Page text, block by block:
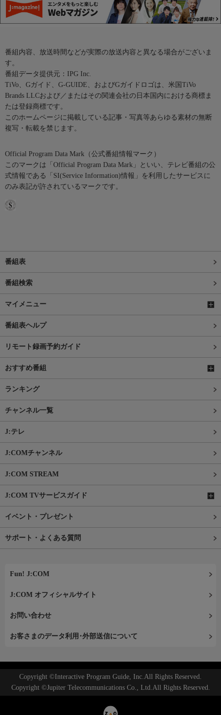
番組内容、放送時間などが実際の放送内容と異なる場合がございま
す。
番組データ提供元：IPG Inc.
TiVo、Gガイド、G-GUIDE、およびGガイドロゴは、米国TiVo
Brands LLCおよび／またはその関連会社の日本国内における商標ま
たは登録商標です。
このホームページに掲載している記事・写真等あらゆる素材の無断
複写・転載を禁じます。
Official Program Data Mark（公式番組情報マーク）
このマークは「Official Program Data Mark」といい、テレビ番組の公
式情報である「SI(Service Information)情報」を利用したサービスに
のみ表記が許されているマークです。
番組表
番組検索
マイメニュー
番組表ヘルプ
リモート録画予約ガイド
おすすめ番組
ランキング
チャンネル一覧
J:テレ
J:COMチャンネル
J:COM STREAM
J:COM TVサービスガイド
イベント・プレゼント
サポート・よくある質問
Fun! J:COM
J:COM オフィシャルサイト
お問い合わせ
お客さまのデータ利用･外部送信について
Copyright ©Interactive Program Guide, Inc.All Rights Reserved.
Copyright ©Jupiter Telecommunications Co., Ltd.All Rights Reserved.